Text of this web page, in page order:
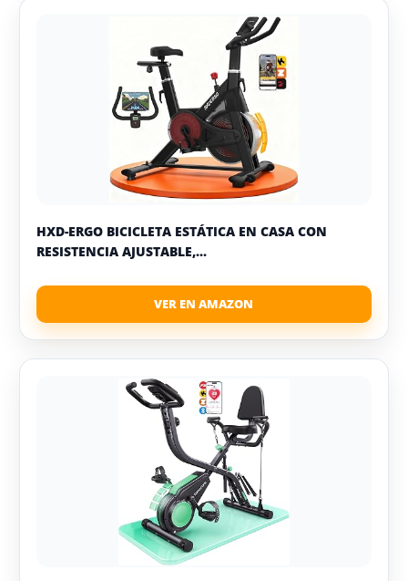
HXD-ERGO BICICLETA ESTÁTICA EN CASA CON
RESISTENCIA AJUSTABLE,...